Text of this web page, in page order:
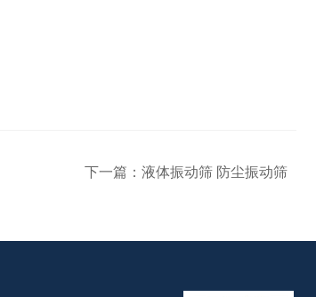
下一篇： 液体振动筛 防尘振动筛